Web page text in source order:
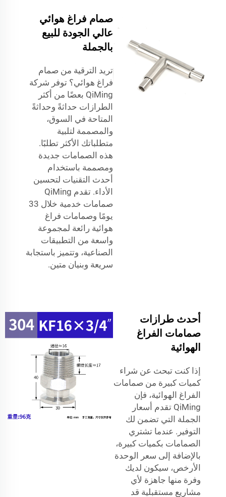
صمام فراغ هوائي
عالي الجودة للبيع
بالجملة
تريد الترقية من صمام
فراغ هوائي؟ توفر شركة
QiMing بعضًا من أكثر
الطرازات حداثةً وحداثةً
المتاحة في السوق،
والمصممة لتلبية
متطلباتك الأكثر تطلبًا.
هذه الصمامات جديدة
ومصممة باستخدام
أحدث التقنيات لتحسين
الأداء. تقدم QiMing
صمامات خدمية خلال 33
يومًا وصمامات فراغ
هوائية رائعة لمجموعة
واسعة من التطبيقات
الصناعية، وتتميز باستجابة
سريعة وبنيان متين.
أحدث طرازات
صمامات الفراغ
الهوائية
إذا كنت تبحث عن شراء
كميات كبيرة من صمامات
الفراغ الهوائية، فإن
QiMing تقدم أسعار
الجملة التي تضمن لك
التوفير. عندما تشتري
الصمامات بكميات كبيرة،
بالإضافة إلى سعر الوحدة
الأرخص، سيكون لديك
وفرة منها جاهزة لأي
مشاريع مستقبلية قد